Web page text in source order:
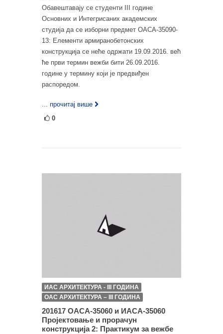
Обавештавају се студенти III године
Основних и Интегрисаних академских
студија да се изборни предмет ОАСА-35090-
13: Елементи армиранобетонских
конструкција се неће одржати 19.09.2016. већ
ће први термин вежби бити 26.09.2016.
године у термину који је предвиђен
распоредом.
... прочитај више
0
ИАС АРХИТЕКТУРА - III ГОДИНА
ОАС АРХИТЕКТУРА – III ГОДИНА
201617 ОАСА-35060 и ИАСА-35060
Пројектовање и прорачун
конструкција 2: Практикум за вежбе